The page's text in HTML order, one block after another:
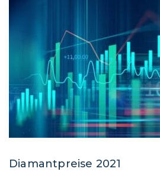
Diamantpreise 2021